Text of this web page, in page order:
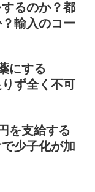
るのか？都
輸入のコー
にする
ず全く不可
を支給する
少子化が加